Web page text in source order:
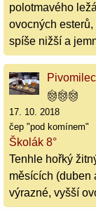
polotmavého
ovocných
spíše nižší a
Pivomilec
17. 10. 2018
čep "pod komínem"
Školák 8°
Tenhle hořký
měsících (duben
výrazné, vyšší